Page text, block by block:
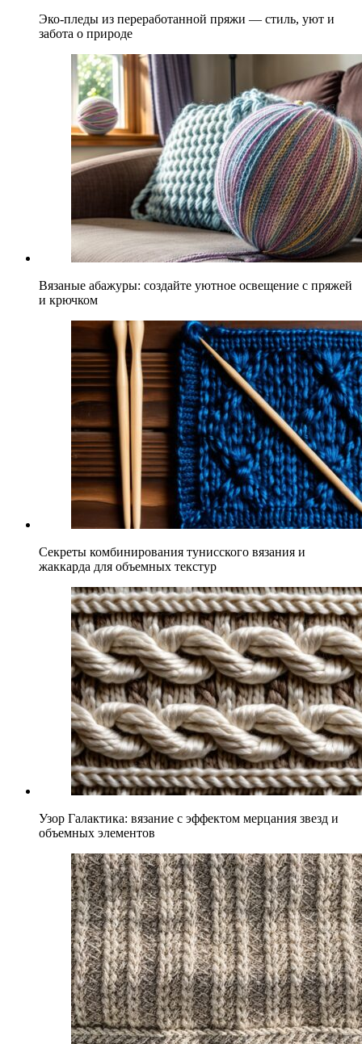
Эко-пледы из переработанной пряжи — стиль, уют и
забота о природе
Вязаные абажуры: создайте уютное освещение с пряжей
и крючком
Секреты комбинирования тунисского вязания и
жаккарда для объемных текстур
Узор Галактика: вязание с эффектом мерцания звезд и
объемных элементов